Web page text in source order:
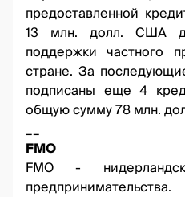
предоставленной
13 млн. долл. США
поддержки частного
стране. За
подписаны еще 4
общую сумму 78 млн.
__
FMO
FMO -